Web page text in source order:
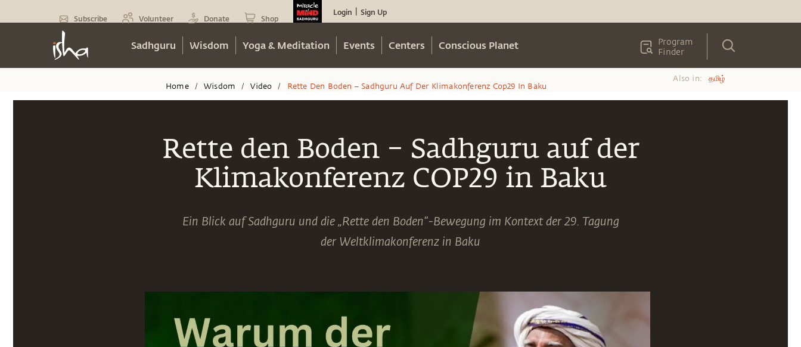
Subscribe Volunteer Donate Shop
Login Sign Up
Sadhguru Wisdom Yoga & Meditation Events Centers Conscious Planet
Program
Finder
Home / Wisdom / Video / Rette Den Boden – Sadhguru Auf Der Klimakonferenz Cop29 In Baku
Also in: தமிழ்
Rette den Boden – Sadhguru auf der
Klimakonferenz COP29 in Baku
Ein Blick auf Sadhguru und die „Rette den Boden“-Bewegung im Kontext der 29. Tagung
der Weltklimakonferenz in Baku